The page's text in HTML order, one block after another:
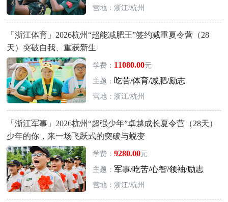
营地：浙江/杭州
「浙江体育」2026杭州“超能减肥王”签约减重夏令营（28
天）突破自我、重获新生
学费： 11080.00元
主题： 吃苦/体育/减肥/励志
营地：浙江/杭州
「浙江军事」2026杭州“超强少年”卓越成长夏令营（28天）
少年的你，来一场飞跃式的突破与蜕变
学费： 9280.00元
主题： 军事/吃苦/心智/领袖/励志
营地：浙江/杭州